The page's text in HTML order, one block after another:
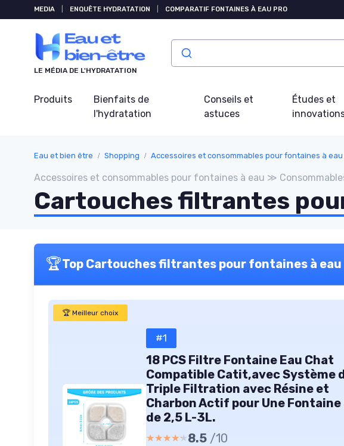
MEDIA ENQUÊTE HYDRATATION COMPARATIF FONTAINES À EAU PRO
LE MÉDIA DE L'HYDRATATION
Produits
Bienfaits de
l'hydratation
Conseils et
astuces
Études et
Eau et bien être Shopping Accessoires et consommables pour fontaines à eau
Accessoires et consommables pour fontaines à eau ≫
Cartouches filtrantes
🏆Top Cartouches filtrantes pour fontaines à eau
🏆 Meilleur choix
#1
18 PCS Filtre Fontaine Eau Chat
Compatible Catit,avec Système
Triple Filtration avec Résine et
Charbon Actif pour Une Fontaine
de 2,5 L-3L.
★★★★★
★★★★★8.5 /10
Panneau de gestion des cookies